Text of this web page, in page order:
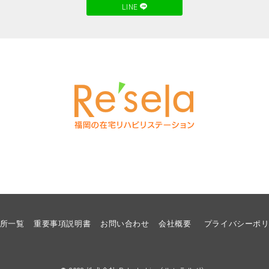
LINE
一覧 重要事項説明書 お問い合わせ 会社概要 プライバシーポ